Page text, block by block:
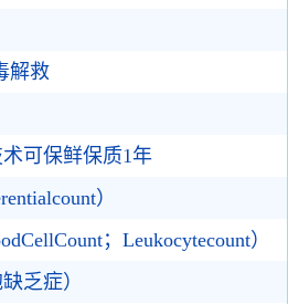
解救
可保鲜保质1年
）
；Leukocytecount）
乏症）